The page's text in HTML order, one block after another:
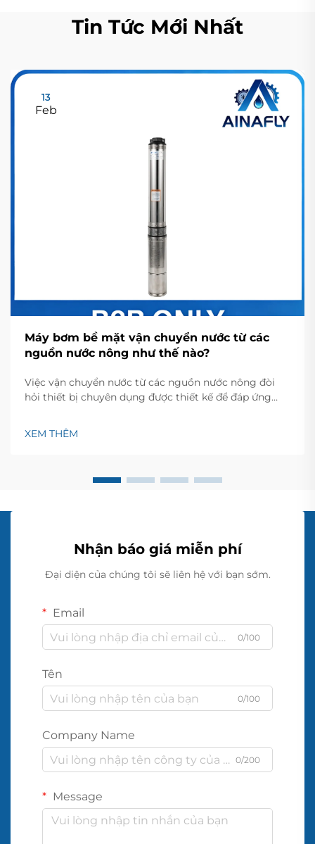
Tin Tức Mới Nhất
13
Feb
Máy bơm bề mặt vận chuyển nước từ các
nguồn nước nông như thế nào?
Việc vận chuyển nước từ các nguồn nước nông đòi
hỏi thiết bị chuyên dụng được thiết kế để đáp ứng
bề mặt là một trong những giải pháp hiệu quả nhất
để khai thác nước từ giếng, ao, sông và các nguồn
XEM THÊM
Nhận báo giá miễn phí
Đại diện của chúng tôi sẽ liên hệ với bạn sớm.
Email
0/100
Tên
0/100
Company Name
0/200
Message